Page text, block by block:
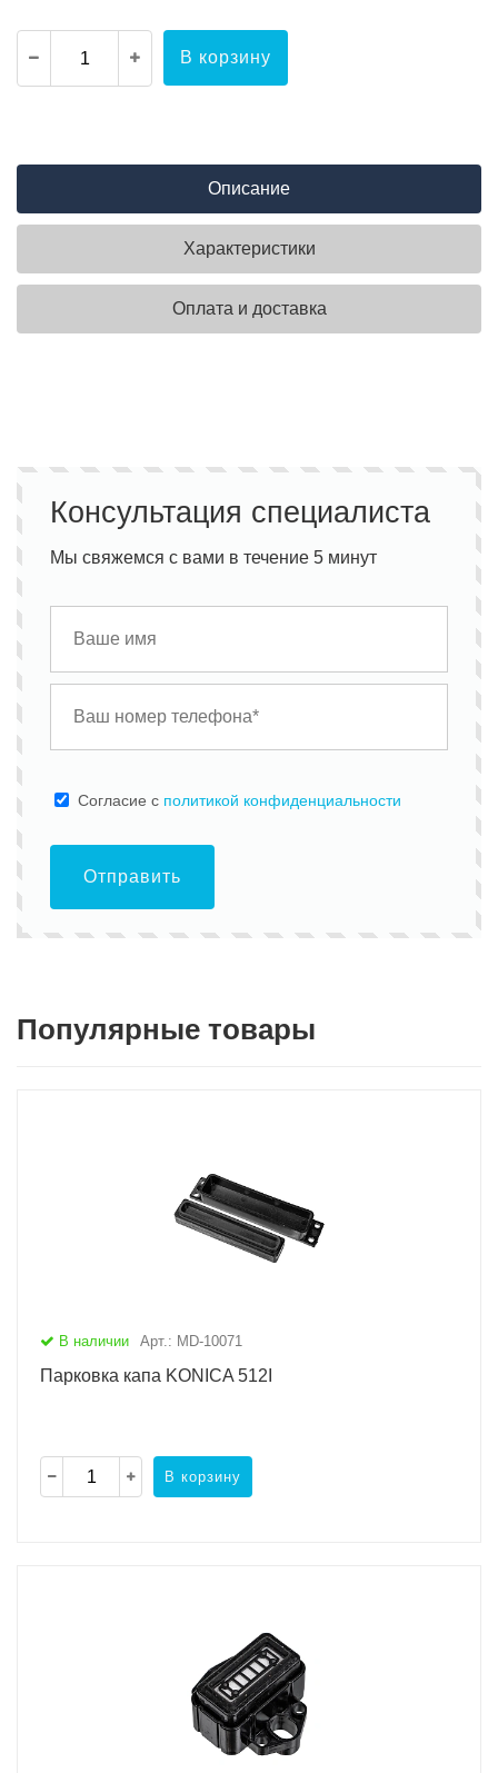
В корзину
Описание
Характеристики
Оплата и доставка
Консультация специалиста
Мы свяжемся с вами в течение 5 минут
Cогласие с политикой конфиденциальности
Отправить
Популярные товары
В наличии Арт.: MD-10071
Парковка капа KONICA 512I
В корзину